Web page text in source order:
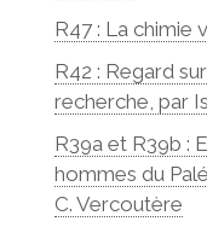
R47 : La chimie
R42 : Regard
recherche, par
R39a et R39b :
hommes du
C. Vercoutère